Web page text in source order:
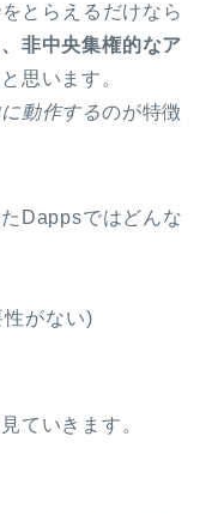
とらえるだけなら
非中央集権的なア
思います。
動作するのが特徴
Dappsではどんな
性がない)
ていきます。